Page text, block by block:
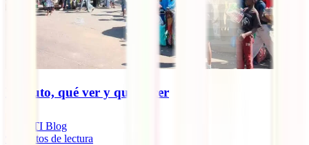
Maputo, qué ver y qué hacer
IATI Blog
minutos de lectura